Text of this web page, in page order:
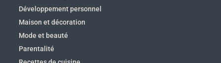
Développement personnel
Maison et décoration
Mode et beauté
Parentalité